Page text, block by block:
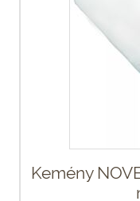
Kemény